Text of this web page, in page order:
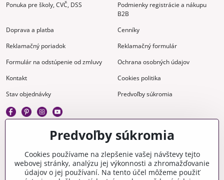
Ponuka pre školy, CVČ, DSS
Podmienky registrácie a nákupu
B2B
Doprava a platba
Cenníky
Reklamačný poriadok
Reklamačný formulár
Formulár na odstúpenie od zmluvy
Ochrana osobných údajov
Kontakt
Cookies politika
Stav objednávky
Predvoľby súkromia
Gravírovanie Materiály na stiahnutie
Predvoľby súkromia
Cookies používame na zlepšenie vašej návštevy tejto
webovej stránky, analýzu jej výkonnosti a zhromažďovanie
údajov o jej používaní. Na tento účel môžeme použiť